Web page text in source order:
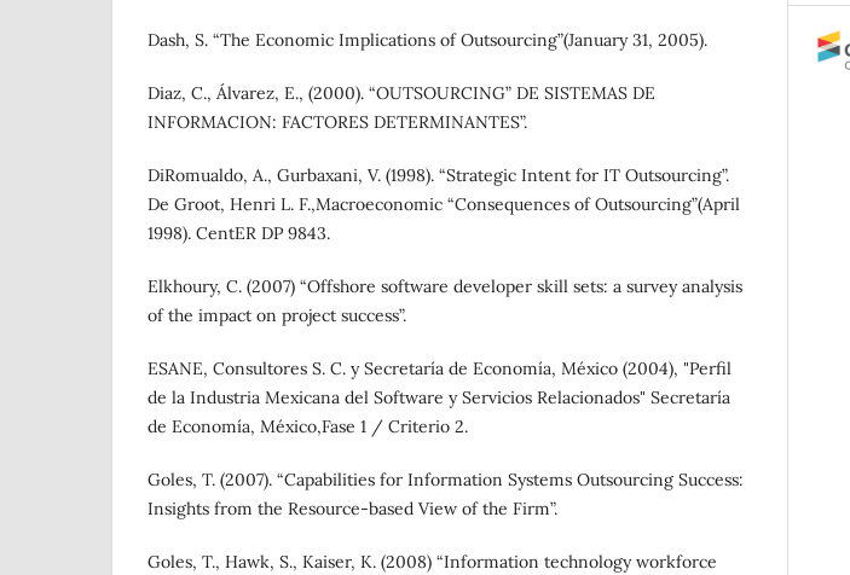
Dash, S. “The Economic Implications of Outsourcing”(January 31, 2005).
Diaz, C., Álvarez, E., (2000). “OUTSOURCING” DE SISTEMAS DE
INFORMACION: FACTORES DETERMINANTES”.
DiRomualdo, A., Gurbaxani, V. (1998). “Strategic Intent for IT Outsourcing”.
De Groot, Henri L. F.,Macroeconomic “Consequences of Outsourcing”(April
1998). CentER DP 9843.
Elkhoury, C. (2007) “Offshore software developer skill sets: a survey analysis
of the impact on project success”.
ESANE, Consultores S. C. y Secretaría de Economía, México (2004), "Perfil
de la Industria Mexicana del Software y Servicios Relacionados" Secretaría
de Economía, México,Fase 1 / Criterio 2.
Goles, T. (2007). “Capabilities for Information Systems Outsourcing Success:
Insights from the Resource-based View of the Firm”.
Goles, T., Hawk, S., Kaiser, K. (2008) “Information technology workforce